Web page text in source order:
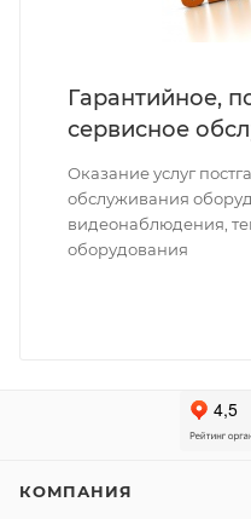
Гарантийное,
сервисное
Оказание услуг
обслуживания
видеонаблюдения,
оборудования
КОМПАНИЯ